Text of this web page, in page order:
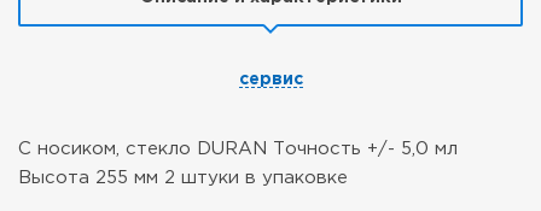
сервис
С носиком, стекло DURAN
Точность +/- 5,0 мл
Высота 255 мм 2 штуки в упаковке